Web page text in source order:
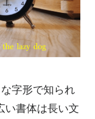
字形で知られ
い書体は長い文